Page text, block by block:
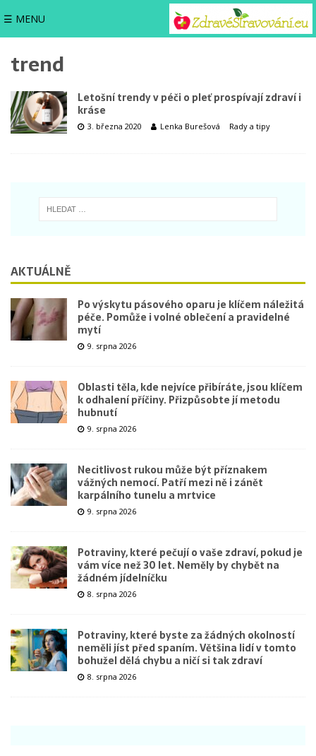
☰ MENU
trend
Letošní trendy v péči o pleť prospívají zdraví i
kráse
3. března 2020 Lenka Burešová Rady a tipy
AKTUÁLNĚ
Po výskytu pásového oparu je klíčem náležitá
péče. Pomůže i volné oblečení a pravidelné
mytí
9. srpna 2026
Oblasti těla, kde nejvíce přibíráte, jsou klíčem
k odhalení příčiny. Přizpůsobte jí metodu
hubnutí
9. srpna 2026
Necitlivost rukou může být příznakem
vážných nemocí. Patří mezi ně i zánět
karpálního tunelu a mrtvice
9. srpna 2026
Potraviny, které pečují o vaše zdraví, pokud je
vám více než 30 let. Neměly by chybět na
žádném jídelníčku
8. srpna 2026
Potraviny, které byste za žádných okolností
neměli jíst před spaním. Většina lidí v tomto
bohužel dělá chybu a ničí si tak zdraví
8. srpna 2026